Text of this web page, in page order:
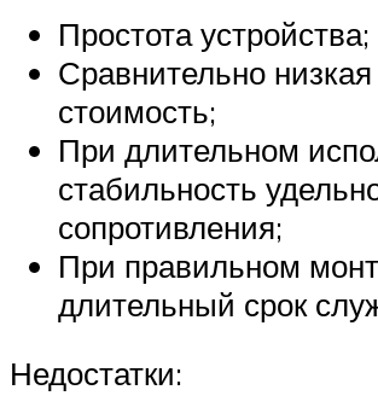
Простота устройства;
Сравнительно низкая
стоимость;
При длительном
стабильность
сопротивления;
При правильном
длительный срок
Недостатки: